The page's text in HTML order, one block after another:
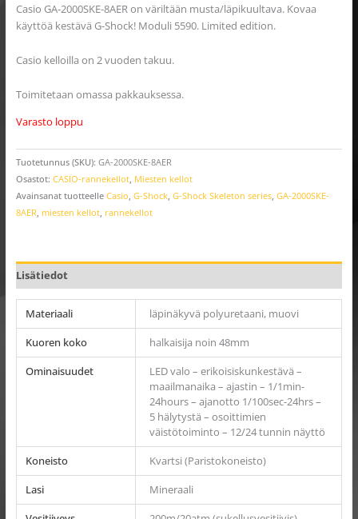
Casio GA-2000SKE-8AER on väriltään musta/läpikuultava. Kovaa
käyttöä kestävä G-Shock! Moduli 5590. Limited edition.
Casio kelloilla on 2 vuoden takuu.
Toimitetaan omassa pakkauksessa.
Varasto loppu
Tuotetunnus (SKU): GA-2000SKE-8AER
Osastot: CASIO-rannekellot, Miesten kellot
Avainsanat tuotteelle Casio, G-Shock, G-Shock Skeleton series, GA-2000SKE-
8AER, miesten kellot, rannekellot
Lisätiedot
Materiaali
läpinäkyvä polyuretaani, muovi
Kuoren koko
halkaisija noin 48mm
Ominaisuudet
LED valo – erikoisiskunkestävä –
maailmanaika – ajastin – 1/1min-
24hours – ajanotto 1/100sec-24hrs –
5 hälytystä – osoittimien
väistötoiminto – 12/24 tunnin näyttö
Koneisto
Kvartsi (Paristokoneisto)
Lasi
Mineraali